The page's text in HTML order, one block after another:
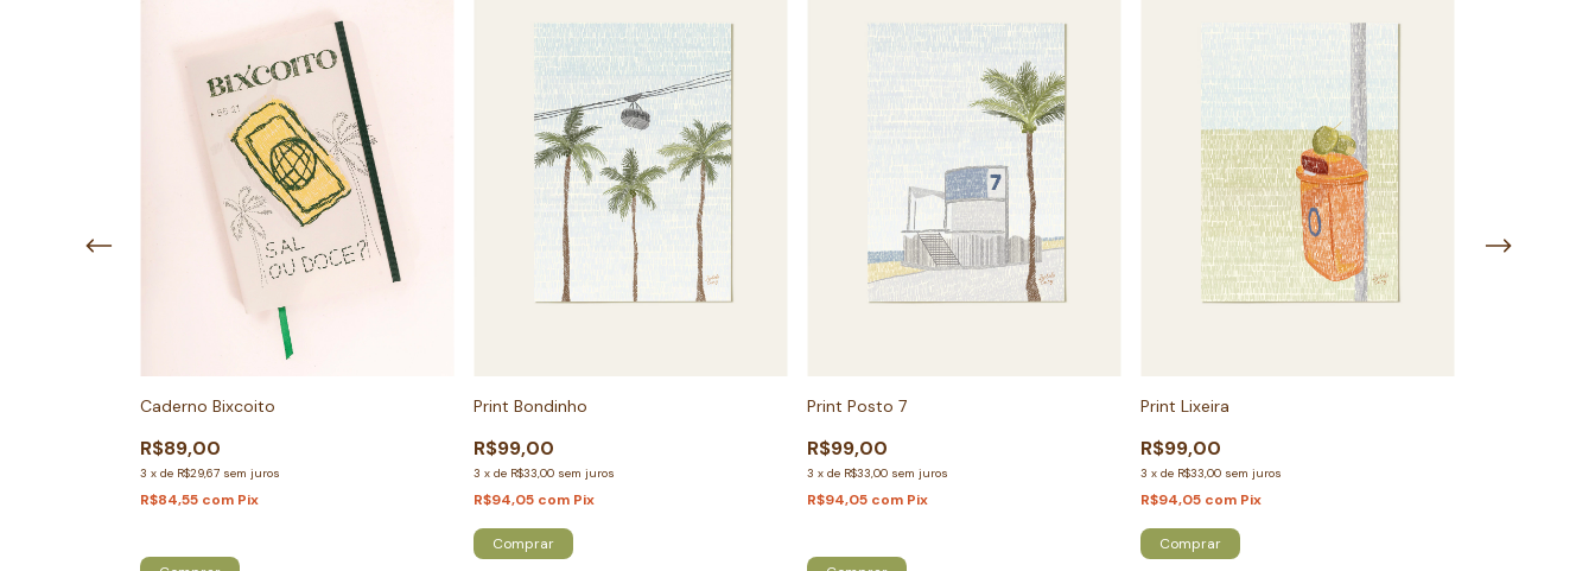
Caderno Bixcoito
R$89,00
3 x de R$29,67 sem juros
R$84,55 com Pix
Print Bondinho
R$99,00
3 x de R$33,00 sem juros
R$94,05 com Pix
Comprar
Print Posto 7
R$99,00
3 x de R$33,00 sem juros
R$94,05 com Pix
Print Lixeira
R$99,00
3 x de R$33,00 sem juros
R$94,05 com Pix
Comprar